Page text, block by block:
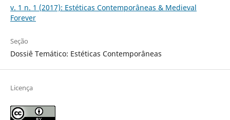
v. 1 n. 1 (2017): Estéticas Contemporâneas & Medieval
Forever
Seção
Dossiê Temático: Estéticas Contemporâneas
Licença